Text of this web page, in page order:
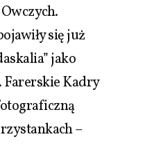
się już
jako
Farerskie Kadry
–